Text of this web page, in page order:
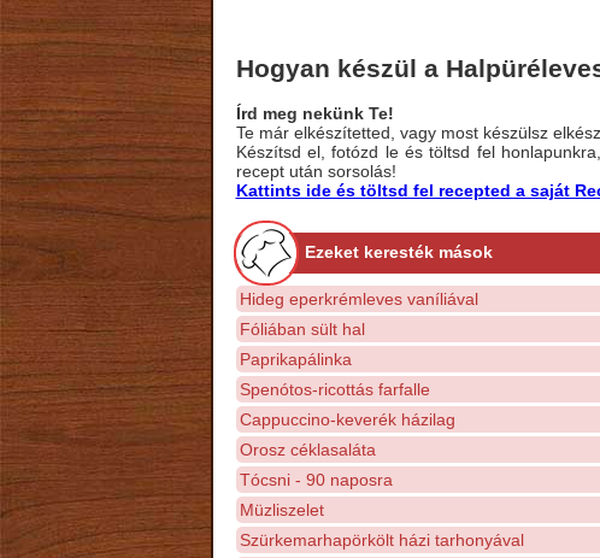
Hogyan készül a
Írd meg nekünk Te!
Te már elkészítetted, vagy most készülsz
Készítsd el, fotózd le és töltsd fel
recept után sorsolás!
Kattints ide és töltsd fel recepted a saját
Ezeket keresték mások
Hideg eperkrémleves vaníliával
Fóliában sült hal
Paprikapálinka
Spenótos-ricottás farfalle
Cappuccino-keverék házilag
Orosz céklasaláta
Tócsni - 90 naposra
Müzliszelet
Szürkemarhapörkölt házi tarhonyával